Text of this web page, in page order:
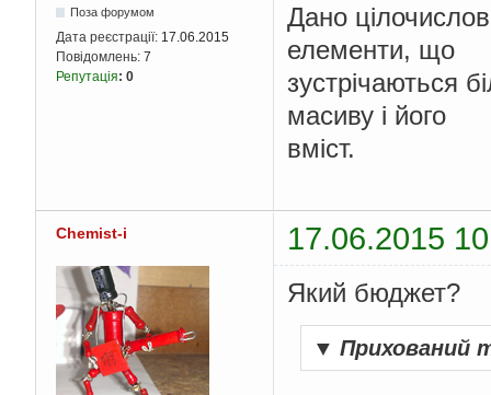
Поза форумом
Дата реєстрації: 17.06.2015
Повідомлень: 7
Репутація: 0
Дано
елементи, що
зустрічаються
масиву і його
вміст.
Chemist-i 17.06.2015
Який бюджет?
▼ Прихований